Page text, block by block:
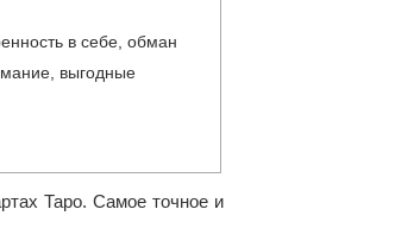
в себе, обман
выгодные
Таро. Самое точное и